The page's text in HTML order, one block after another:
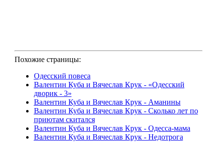
Похожие страницы:
Одесский повеса
Валентин Куба и Вячеслав Крук - «Одесский
дворик - 3»
Валентин Куба и Вячеслав Крук - Аманины
Валентин Куба и Вячеслав Крук - Сколько лет по
приютам скитался
Валентин Куба и Вячеслав Крук - Одесса-мама
Валентин Куба и Вячеслав Крук - Недотрога